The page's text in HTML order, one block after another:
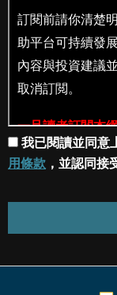
我已閱讀並同意
用條款 ，並認同